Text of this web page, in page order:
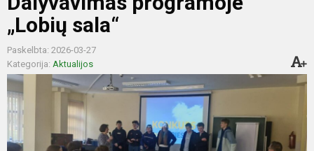
„Lobių sala“
Paskelbta: 2026-03-27
Kategorija: Aktualijos